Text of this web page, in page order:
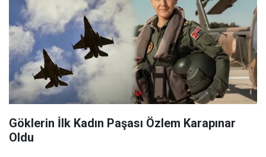
Göklerin İlk Kadın Paşası Özlem Karapınar
Oldu